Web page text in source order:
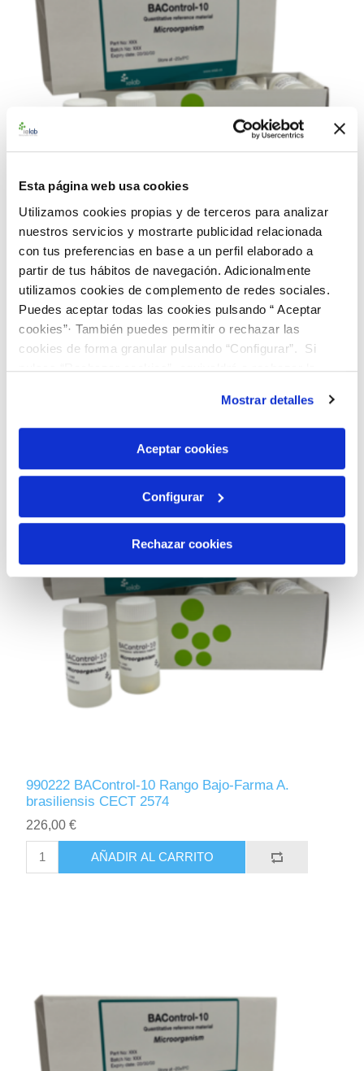
Esta página web usa cookies
Utilizamos cookies propias y de terceros para analizar
nuestros servicios y mostrarte publicidad relacionada
con tus preferencias en base a un perfil elaborado a
partir de tus hábitos de navegación. Adicionalmente
utilizamos cookies de complemento de redes sociales.
Puedes aceptar todas las cookies pulsando “ Aceptar
cookies”· También puedes permitir o rechazar las
cookies de forma granular pulsando “Configurar”. Si
pulsas “Rechazar cookies”, equivaldrá a rechazar la
son indispensables para que el sitio web funcione y que
por tanto no se pueden desactivar. Puedes consultar
más información en nuestraPolítica de Cookies
Mostrar detalles
Aceptar cookies
Configurar
Rechazar cookies
990234 BAControl-10 Rango Bajo-Farma S. aureus
CECT 239
AÑADIR AL CARRITO
990222 BAControl-10 Rango Bajo-Farma A.
brasiliensis CECT 2574
226,00 €
AÑADIR AL CARRITO